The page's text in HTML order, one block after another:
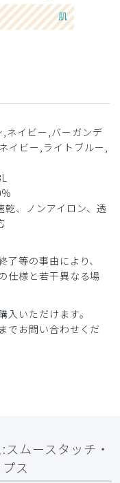
,ネイビー,バーガンデ
イビー,ライトブルー,
乾、ノンアイロン、透
等の事由により、
仕様と若干異なる場
いただけます。
でお問い合わせくだ
スムースタッチ・
ス